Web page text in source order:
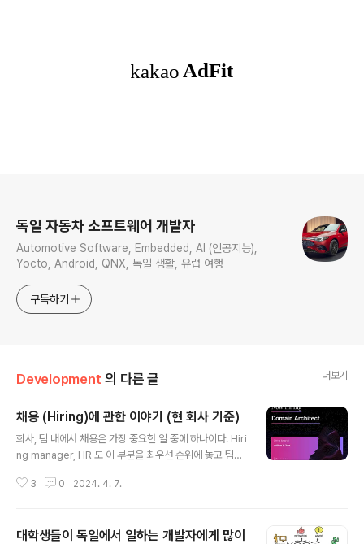
독일 자동차 소프트웨어 개발자
Automotive Software, Embedded, AI (인공지능),
Yocto, Android, QNX, 독일 생활, 유럽 여행
구독하기
Development 의 다른 글 더보기
채용 (Hiring)에 관한 이야기 (현 회사 기준)
회사, 팀 내에서 채용은 가장 중요한 일 중에 하나이다. Hiri
ng manager, HR 도 이 부분을 최우선 순위에 놓고 팀원
면 좋겠지만 가끔은 팀원 입장에서 이 일은 시간 낭비나, 우
참여하는 부분은 서류 Screening, 코딩 테스트 리뷰, 기
3 0 2024. 4. 7.
대학생들이 독일에서 일하는 개발자에게 많이